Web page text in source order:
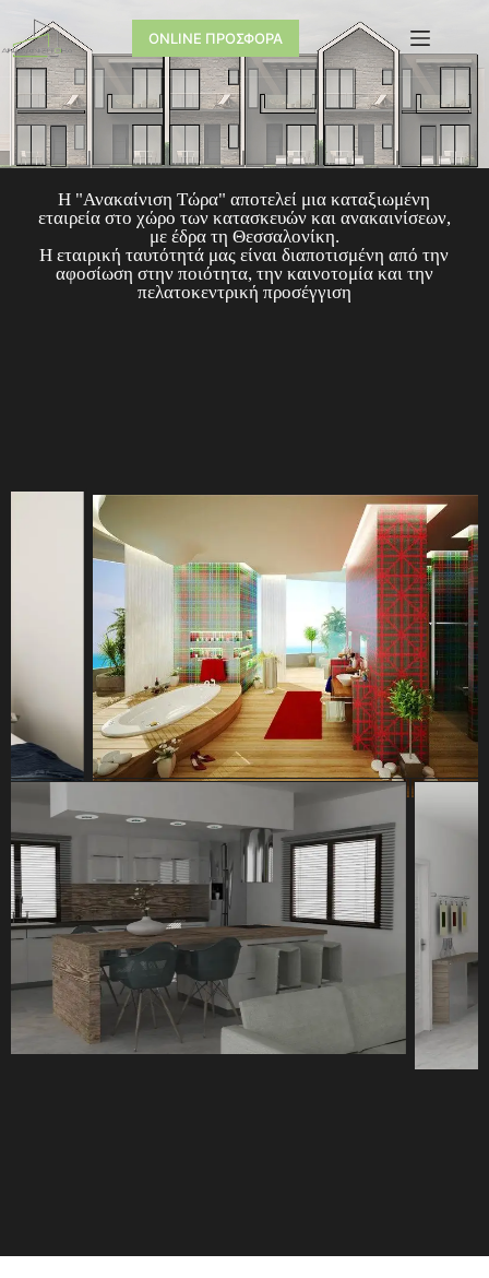
ONLINE ΠΡΟΣΦΟΡΑ
Η "Ανακαίνιση Τώρα" αποτελεί μια καταξιωμένη
εταιρεία στο χώρο των κατασκευών και ανακαινίσεων,
με έδρα τη Θεσσαλονίκη.
Η εταιρική ταυτότητά μας είναι διαποτισμένη από την
αφοσίωση στην ποιότητα, την καινοτομία και την
πελατοκεντρική προσέγγιση